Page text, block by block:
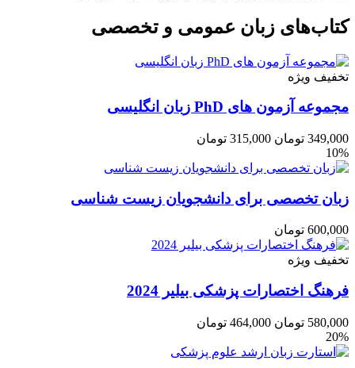
کتاب‌های زبان عمومی و تخصصی
تخفیف ویژه
مجموعه آزمون های PhD زبان انگلیسی
349,000 تومان 315,000 تومان
10%
زبان تخصصی برای دانشجویان زیست شناسی
600,000 تومان
تخفیف ویژه
فرهنگ اختصارات پزشکی بیلیر 2024
580,000 تومان 464,000 تومان
20%